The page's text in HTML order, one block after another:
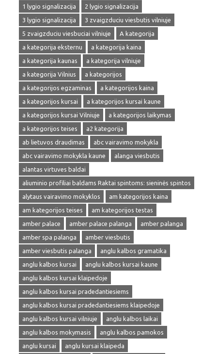
1 lygio signalizacija
2 lygio signalizacija
3 lygio signalizacija
3 zvaigzduciu viesbutis vilniuje
5 zvaigzduciu viesbuciai vilniuje
A kategorija
a kategorija eksternu
a kategorija kaina
a kategorija kaunas
a kategorija vilniuje
a kategorija Vilnius
a kategorijos
a kategorijos egzaminas
a kategorijos kaina
a kategorijos kursai
a kategorijos kursai kaune
a kategorijos kursai Vilniuje
a kategorijos laikymas
a kategorijos teises
a2 kategorija
ab lietuvos draudimas
abc vairavimo mokykla
abc vairavimo mokykla kaune
alanga viesbutis
alantas virtuves baldai
aliuminio profiliai baldams Raktai spintoms: sieninės spintos
alytaus vairavimo mokyklos
am kategorijos kaina
am kategorijos teises
am kategorijos testas
amber palace
amber palace palanga
amber palanga
amber spa palanga
amber viesbutis
amber viesbutis palanga
anglu kalbos gramatika
anglu kalbos kursai
anglu kalbos kursai kaune
anglu kalbos kursai klaipedoje
anglu kalbos kursai pradedantiesiems
anglu kalbos kursai pradedantiesiems klaipedoje
anglu kalbos kursai vilniuje
anglu kalbos laikai
anglu kalbos mokymasis
anglu kalbos pamokos
anglu kursai
anglu kursai klaipeda